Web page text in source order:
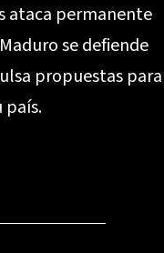
ataca permanente
se defiende
propuestas para
país.